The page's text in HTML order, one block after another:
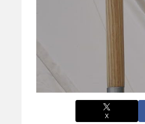
X